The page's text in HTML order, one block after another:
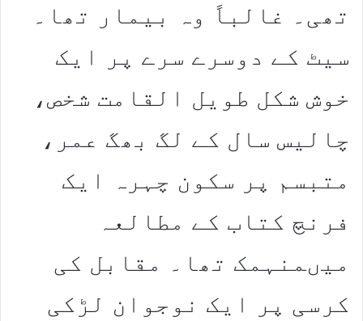
تھی۔ غالباً وہ بیمار تھا۔
سیٹ کے دوسرے سرے پر ایک
خوش شکل طویل القامت شخص،
چالیس سال کے لگ بھگ عمر،
متبسم پر سکون چہرہ ایک
فرنچ کتاب کے مطالعہ
میںمنہمک تھا۔ مقابل کی
کرسی پر ایک نوجوان لڑکی